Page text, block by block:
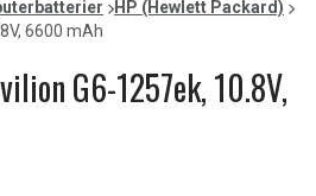
HP (Hewlett Packard)
6600 mAh
G6-1257ek, 10.8V,